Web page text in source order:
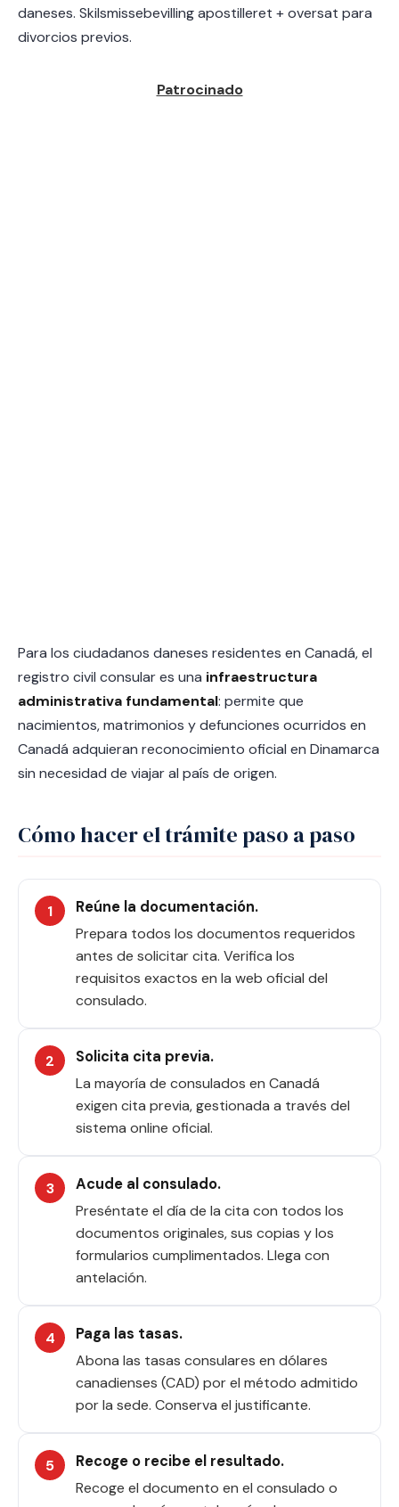
daneses. Skilsmissebevilling apostilleret + oversat para
divorcios previos.
Para los ciudadanos daneses residentes en Canadá, el
registro civil consular es una infraestructura
administrativa fundamental: permite que
nacimientos, matrimonios y defunciones ocurridos en
Canadá adquieran reconocimiento oficial en Dinamarca
sin necesidad de viajar al país de origen.
Cómo hacer el trámite paso a paso
Reúne la documentación.
Prepara todos los documentos requeridos
antes de solicitar cita. Verifica los
requisitos exactos en la web oficial del
consulado.
Solicita cita previa.
La mayoría de consulados en Canadá
exigen cita previa, gestionada a través del
sistema online oficial.
Acude al consulado.
Preséntate el día de la cita con todos los
documentos originales, sus copias y los
formularios cumplimentados. Llega con
antelación.
Paga las tasas.
Abona las tasas consulares en dólares
canadienses (CAD) por el método admitido
por la sede. Conserva el justificante.
Recoge o recibe el resultado.
Recoge el documento en el consulado o